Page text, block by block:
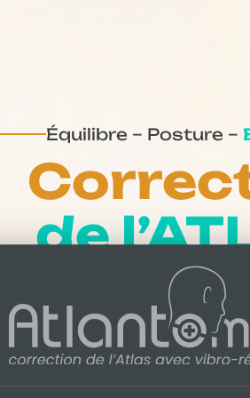
Équilibre – Posture –
de
Des résultats qui
!